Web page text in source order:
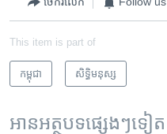
This item is part of
កម្ពុជា សិទ្ធិ​មនុស្ស
អានអត្ថបទផ្សេងៗទៀត